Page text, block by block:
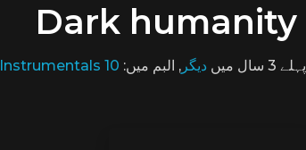
Dark humanity
پہلے 3 سال میں دیگر , البم میں: Instrumentals 10